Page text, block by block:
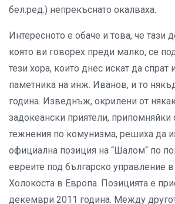
бел.ред.) непрекъснато окалваха.
Интересното е обаче и това, че тази
която ви говорех преди малко, се
тези хора, които днес искат да спрат
паметника на инж. Иванов, и то
година. Изведнъж, окрилени от
задокеански приятели, припомняйки
тежнения по комунизма, решиха да
официална позиция на “Шалом“ по
евреите под българско управление в
Холокоста в Европа. Позицията е
декември 2011 година. Между